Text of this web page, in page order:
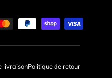
livraisonPolitique de retour